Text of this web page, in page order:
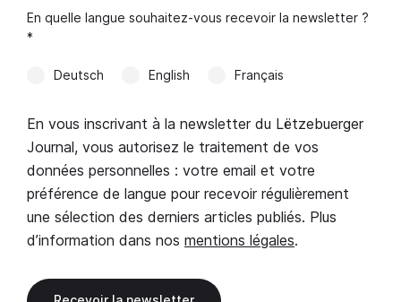
En quelle langue souhaitez-vous recevoir la newsletter ?
*
Deutsch English Français
En vous inscrivant à la newsletter du Lëtzebuerger
Journal, vous autorisez le traitement de vos
données personnelles : votre email et votre
préférence de langue pour recevoir régulièrement
une sélection des derniers articles publiés. Plus
d’information dans nos mentions légales.